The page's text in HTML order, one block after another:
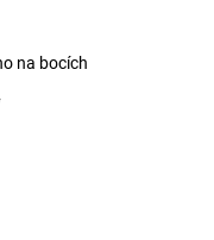
na bocích